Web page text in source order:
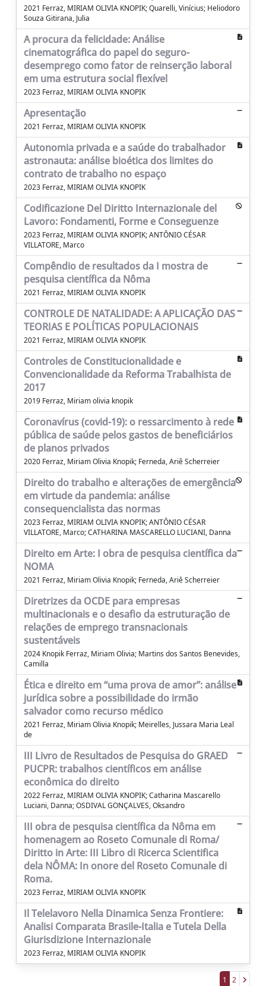
2021 Ferraz, MIRIAM OLIVIA KNOPIK; Quarelli, Vinícius; Heliodoro
Souza Gitirana, Julia
A procura da felicidade: Análise
cinematográfica do papel do seguro-
desemprego como fator de reinserção laboral
em uma estrutura social flexível
2023 Ferraz, MIRIAM OLIVIA KNOPIK
Apresentação
2021 Ferraz, MIRIAM OLIVIA KNOPIK
Autonomia privada e a saúde do trabalhador
astronauta: análise bioética dos limites do
contrato de trabalho no espaço
2023 Ferraz, MIRIAM OLIVIA KNOPIK
Codificazione Del Diritto Internazionale del
Lavoro: Fondamenti, Forme e Conseguenze
2023 Ferraz, MIRIAM OLIVIA KNOPIK; ANTÔNIO CÉSAR
VILLATORE, Marco
Compêndio de resultados da I mostra de
pesquisa científica da Nôma
2021 Ferraz, MIRIAM OLIVIA KNOPIK
CONTROLE DE NATALIDADE: A APLICAÇÃO DAS
TEORIAS E POLÍTICAS POPULACIONAIS
2021 Ferraz, MIRIAM OLIVIA KNOPIK
Controles de Constitucionalidade e
Convencionalidade da Reforma Trabalhista de
2017
2019 Ferraz, Miriam olivia knopik
Coronavírus (covid-19): o ressarcimento à rede
pública de saúde pelos gastos de beneficiários
de planos privados
2020 Ferraz, Miriam Olivia Knopik; Ferneda, Ariê Scherreier
Direito do trabalho e alterações de emergência
em virtude da pandemia: análise
consequencialista das normas
2023 Ferraz, MIRIAM OLIVIA KNOPIK; ANTÔNIO CÉSAR
VILLATORE, Marco; CATHARINA MASCARELLO LUCIANI, Danna
Direito em Arte: I obra de pesquisa científica da
NOMA
2021 Ferraz, Miriam Olivia Knopik; Ferneda, Ariê Scherreier
Diretrizes da OCDE para empresas
multinacionais e o desafio da estruturação de
relações de emprego transnacionais
sustentáveis
2024 Knopik Ferraz, Miriam Olivia; Martins dos Santos Benevides,
Camilla
Ética e direito em “uma prova de amor”: análise
jurídica sobre a possibilidade do irmão
salvador como recurso médico
2021 Ferraz, Miriam Olivia Knopik; Meirelles, Jussara Maria Leal
de
III Livro de Resultados de Pesquisa do GRAED
PUCPR: trabalhos científicos em análise
econômica do direito
2022 Ferraz, MIRIAM OLIVIA KNOPIK; Catharina Mascarello
Luciani, Danna; OSDIVAL GONÇALVES, Oksandro
III obra de pesquisa científica da Nôma em
homenagem ao Roseto Comunale di Roma/
Diritto in Arte: III Libro di Ricerca Scientifica
dela NÔMA: In onore del Roseto Comunale di
Roma.
2023 Ferraz, MIRIAM OLIVIA KNOPIK
Il Telelavoro Nella Dinamica Senza Frontiere:
Analisi Comparata Brasile-Italia e Tutela Della
Giurisdizione Internazionale
2023 Ferraz, MIRIAM OLIVIA KNOPIK
1 2